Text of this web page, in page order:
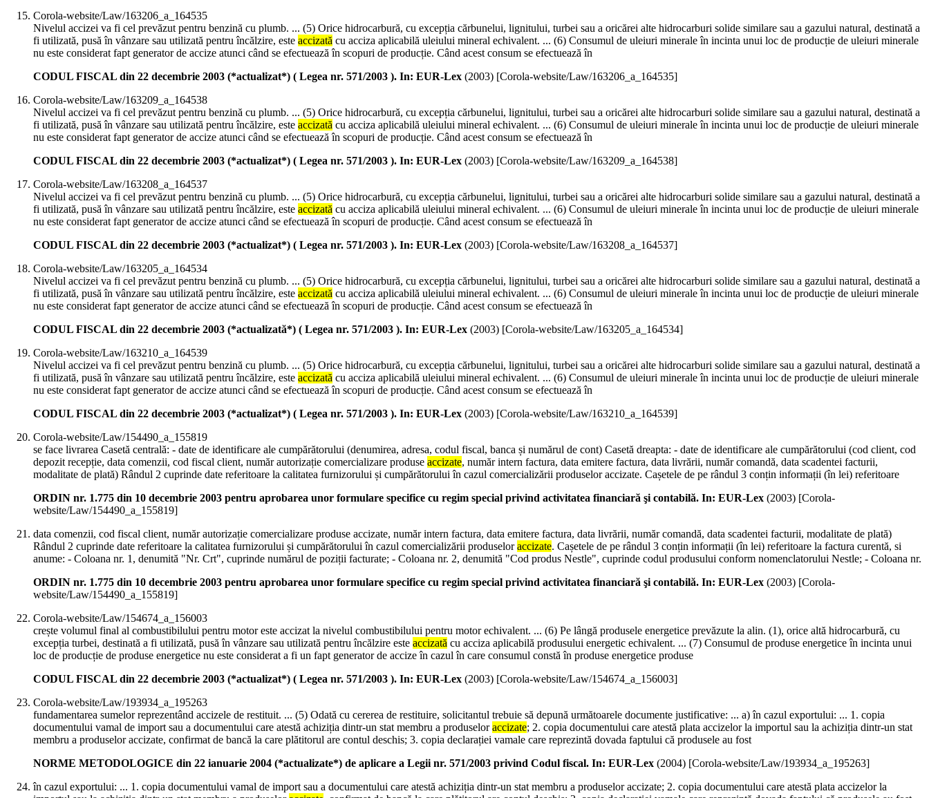
Corola-website/Law/163206_a_164535
Nivelul accizei va fi cel prevăzut pentru benzină cu plumb. ... (5) Orice hidrocarbură, cu excepția cărbunelui, lignitului, turbei sau a oricărei alte hidrocarburi solide similare sau a gazului natural, destinată a
fi utilizată, pusă în vânzare sau utilizată pentru încălzire, este accizată cu acciza aplicabilă uleiului mineral echivalent. ... (6) Consumul de uleiuri minerale în incinta unui loc de producție de uleiuri minerale
nu este considerat fapt generator de accize atunci când se efectuează în scopuri de producție. Când acest consum se efectuează în
CODUL FISCAL din 22 decembrie 2003 (*actualizat*) ( Legea nr. 571/2003 ). In: EUR-Lex (2003) [Corola-website/Law/163206_a_164535]
Corola-website/Law/163209_a_164538
Nivelul accizei va fi cel prevăzut pentru benzină cu plumb. ... (5) Orice hidrocarbură, cu excepția cărbunelui, lignitului, turbei sau a oricărei alte hidrocarburi solide similare sau a gazului natural, destinată a
fi utilizată, pusă în vânzare sau utilizată pentru încălzire, este accizată cu acciza aplicabilă uleiului mineral echivalent. ... (6) Consumul de uleiuri minerale în incinta unui loc de producție de uleiuri minerale
nu este considerat fapt generator de accize atunci când se efectuează în scopuri de producție. Când acest consum se efectuează în
CODUL FISCAL din 22 decembrie 2003 (*actualizat*) ( Legea nr. 571/2003 ). In: EUR-Lex (2003) [Corola-website/Law/163209_a_164538]
Corola-website/Law/163208_a_164537
Nivelul accizei va fi cel prevăzut pentru benzină cu plumb. ... (5) Orice hidrocarbură, cu excepția cărbunelui, lignitului, turbei sau a oricărei alte hidrocarburi solide similare sau a gazului natural, destinată a
fi utilizată, pusă în vânzare sau utilizată pentru încălzire, este accizată cu acciza aplicabilă uleiului mineral echivalent. ... (6) Consumul de uleiuri minerale în incinta unui loc de producție de uleiuri minerale
nu este considerat fapt generator de accize atunci când se efectuează în scopuri de producție. Când acest consum se efectuează în
CODUL FISCAL din 22 decembrie 2003 (*actualizat*) ( Legea nr. 571/2003 ). In: EUR-Lex (2003) [Corola-website/Law/163208_a_164537]
Corola-website/Law/163205_a_164534
Nivelul accizei va fi cel prevăzut pentru benzină cu plumb. ... (5) Orice hidrocarbură, cu excepția cărbunelui, lignitului, turbei sau a oricărei alte hidrocarburi solide similare sau a gazului natural, destinată a
fi utilizată, pusă în vânzare sau utilizată pentru încălzire, este accizată cu acciza aplicabilă uleiului mineral echivalent. ... (6) Consumul de uleiuri minerale în incinta unui loc de producție de uleiuri minerale
nu este considerat fapt generator de accize atunci când se efectuează în scopuri de producție. Când acest consum se efectuează în
CODUL FISCAL din 22 decembrie 2003 (*actualizată*) ( Legea nr. 571/2003 ). In: EUR-Lex (2003) [Corola-website/Law/163205_a_164534]
Corola-website/Law/163210_a_164539
Nivelul accizei va fi cel prevăzut pentru benzină cu plumb. ... (5) Orice hidrocarbură, cu excepția cărbunelui, lignitului, turbei sau a oricărei alte hidrocarburi solide similare sau a gazului natural, destinată a
fi utilizată, pusă în vânzare sau utilizată pentru încălzire, este accizată cu acciza aplicabilă uleiului mineral echivalent. ... (6) Consumul de uleiuri minerale în incinta unui loc de producție de uleiuri minerale
nu este considerat fapt generator de accize atunci când se efectuează în scopuri de producție. Când acest consum se efectuează în
CODUL FISCAL din 22 decembrie 2003 (*actualizat*) ( Legea nr. 571/2003 ). In: EUR-Lex (2003) [Corola-website/Law/163210_a_164539]
Corola-website/Law/154490_a_155819
se face livrarea Casetă centrală: - date de identificare ale cumpărătorului (denumirea, adresa, codul fiscal, banca și numărul de cont) Casetă dreapta: - date de identificare ale cumpărătorului (cod client, cod
depozit recepție, data comenzii, cod fiscal client, număr autorizație comercializare produse accizate, număr intern factura, data emitere factura, data livrării, număr comandă, data scadentei facturii,
modalitate de plată) Rândul 2 cuprinde date referitoare la calitatea furnizorului și cumpărătorului în cazul comercializării produselor accizate. Cașetele de pe rândul 3 conțin informații (în lei) referitoare
ORDIN nr. 1.775 din 10 decembrie 2003 pentru aprobarea unor formulare specifice cu regim special privind activitatea financiară şi contabilă. In: EUR-Lex (2003) [Corola-
website/Law/154490_a_155819]
data comenzii, cod fiscal client, număr autorizație comercializare produse accizate, număr intern factura, data emitere factura, data livrării, număr comandă, data scadentei facturii, modalitate de plată)
Rândul 2 cuprinde date referitoare la calitatea furnizorului și cumpărătorului în cazul comercializării produseloraccizate. Cașetele de pe rândul 3 conțin informații (în lei) referitoare la factura curentă, si
anume: - Coloana nr. 1, denumită "Nr. Crt", cuprinde numărul de poziții facturate; - Coloana nr. 2, denumită "Cod produs Nestle", cuprinde codul produsului conform nomenclatorului Nestle; - Coloana nr.
ORDIN nr. 1.775 din 10 decembrie 2003 pentru aprobarea unor formulare specifice cu regim special privind activitatea financiară şi contabilă. In: EUR-Lex (2003) [Corola-
website/Law/154490_a_155819]
Corola-website/Law/154674_a_156003
crește volumul final al combustibilului pentru motor este accizat la nivelul combustibilului pentru motor echivalent. ... (6) Pe lângă produsele energetice prevăzute la alin. (1), orice altă hidrocarbură, cu
excepția turbei, destinată a fi utilizată, pusă în vânzare sau utilizată pentru încălzire este accizată cu acciza aplicabilă produsului energetic echivalent. ... (7) Consumul de produse energetice în incinta unui
loc de producție de produse energetice nu este considerat a fi un fapt generator de accize în cazul în care consumul constă în produse energetice produse
CODUL FISCAL din 22 decembrie 2003 (*actualizat*) ( Legea nr. 571/2003 ). In: EUR-Lex (2003) [Corola-website/Law/154674_a_156003]
Corola-website/Law/193934_a_195263
fundamentarea sumelor reprezentând accizele de restituit. ... (5) Odată cu cererea de restituire, solicitantul trebuie să depună următoarele documente justificative: ... a) în cazul exportului: ... 1. copia
documentului vamal de import sau a documentului care atestă achiziția dintr-un stat membru a produseloraccizate; 2. copia documentului care atestă plata accizelor la importul sau la achiziția dintr-un stat
membru a produselor accizate, confirmat de bancă la care plătitorul are contul deschis; 3. copia declarației vamale care reprezintă dovada faptului că produsele au fost
NORME METODOLOGICE din 22 ianuarie 2004 (*actualizate*) de aplicare a Legii nr. 571/2003 privind Codul fiscal. In: EUR-Lex (2004) [Corola-website/Law/193934_a_195263]
în cazul exportului: ... 1. copia documentului vamal de import sau a documentului care atestă achiziția dintr-un stat membru a produselor accizate; 2. copia documentului care atestă plata accizelor la